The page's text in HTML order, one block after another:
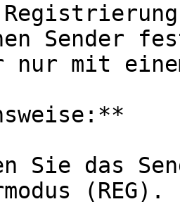
Sender
nur mit
Sie das
(REG).